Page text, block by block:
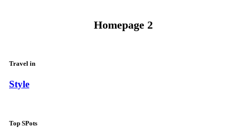
Homepage 2
Travel in
Style
Top SPots